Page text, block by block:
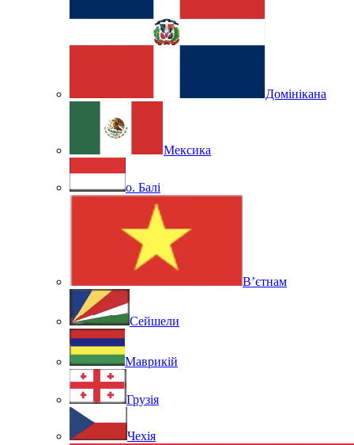
Домінікана
Мексика
о. Балі
В’єтнам
Сейшели
Маврикій
Грузія
Чехія